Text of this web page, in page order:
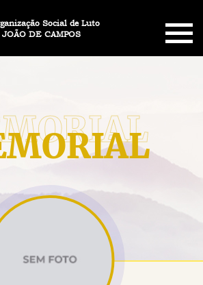
JOÃO DE CAMPOS
Organização Social de Luto
SOBRE NÓS
FUNERÁRIO
MENSAGENS